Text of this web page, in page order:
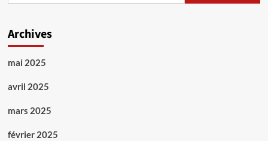
Archives
mai 2025
avril 2025
mars 2025
février 2025